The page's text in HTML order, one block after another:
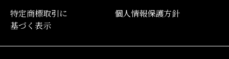
特定商標取引に
基づく表示
個人情報保護方針